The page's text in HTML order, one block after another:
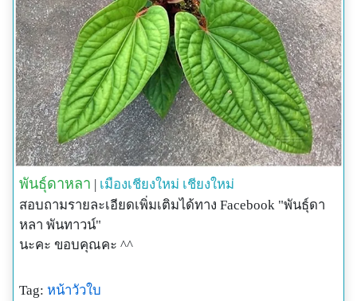
พันธุ์ดาหลา เมืองเชียงใหม่ เชียงใหม่
สอบถามรายละเอียดเพิ่มเติมได้ทาง Facebook "พันธุ์ดา
หลา พันทาวน์"
นะคะ ขอบคุณคะ ^^
Tag: หน้าวัวใบ